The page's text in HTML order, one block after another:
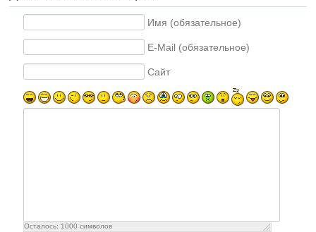
Имя (обязательное)
E-Mail (обязательное)
Сайт
Осталось: 1000 символов